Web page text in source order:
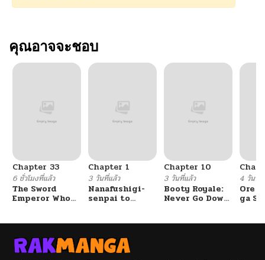
คุณอาจจะชอบ
Chapter 33
6 ชั่วโมงที่แล้ว
The Sword
Emperor Who
จักรพรรดิเทพดาบ
ผงาดเหนือชาติภพ
Chapter 1
3 วันที่แล้ว
Nanafushigi-
senpai to
Chapter 10
3 วันที่แล้ว
Booty Royale:
Never Go Down
4 วันที่
Ore
ga
Tag